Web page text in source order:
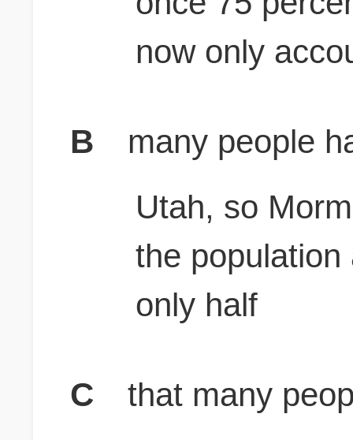
now only
B
many people
Utah, so
the
only half
C
that many